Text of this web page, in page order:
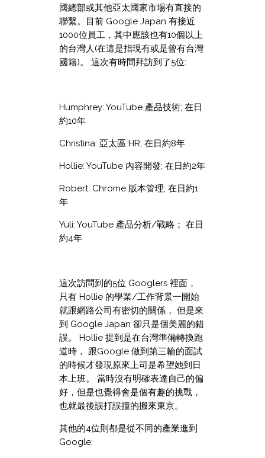
國總部或其他亞太國家市場有直接的
聯繫。目前 Google Japan 有接近
1000位員工，其中應該也有10個以上
的台灣人(在這是指現有或是曾有台灣
國籍)。 這次有時間拜訪到了5位:
Humphrey: YouTube 產品技術; 在日
約10年
Christina: 亞太區 HR; 在日約8年
Hollie: YouTube 內容開發; 在日約2年
Robert: Chrome 版本管理; 在日約1
年
Yuli: YouTube 產品分析/戰略； 在日
約4年
這次訪問到的5位 Googlers 裡面，
只有 Hollie 的學業/工作背景一開始
就跟網路公司有密切的關係， 但是來
到 Google Japan 卻只是個美麗的錯
誤。 Hollie 提到是在台灣準備轉換跑
道時， 跟Google 做到第三輪的面試
的時候才發現原來上司是希望她到日
本上班。 當時沒有明確表達自己的偏
好，但是也覺得會是個有趣的挑戰，
也就最後誤打誤撞的搬來東京。
其他的4位則都是從不同的產業進到
Google: